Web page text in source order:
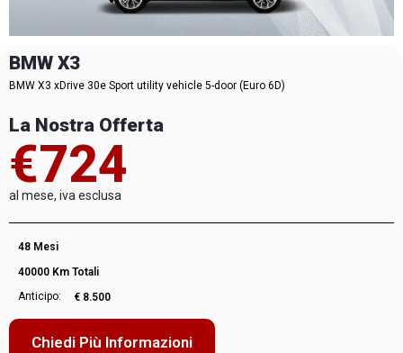
BMW X3
BMW X3 xDrive 30e Sport utility vehicle 5-door (Euro 6D)
La Nostra Offerta
€724
al mese, iva esclusa
48 Mesi
40000 Km Totali
Anticipo:
€ 8.500
Chiedi Più Informazioni